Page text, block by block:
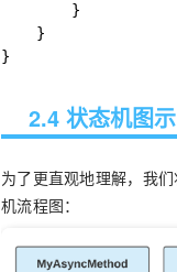
}
}
}
2.4 状态机图示
为了更直观地理解，我
机流程图：